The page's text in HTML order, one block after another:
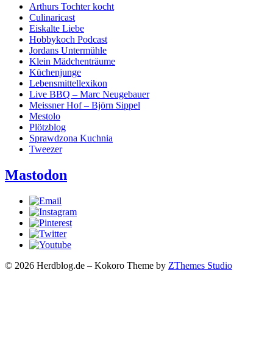
Arthurs Tochter kocht
Culinaricast
Eiskalte Liebe
Hobbykoch Podcast
Jordans Untermühle
Klein Mädchenträume
Küchenjunge
Lebensmittellexikon
Live BBQ – Marc Neugebauer
Meissner Hof – Björn Sippel
Mestolo
Plötzblog
Sprawdzona Kuchnia
Tweezer
Mastodon
© 2026 Herdblog.de – Kokoro Theme by ZThemes Studio